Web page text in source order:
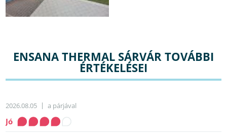
ENSANA THERMAL SÁRVÁR TOVÁBBI
ÉRTÉKELÉSEI
2026.08.05 a párjával
Jó